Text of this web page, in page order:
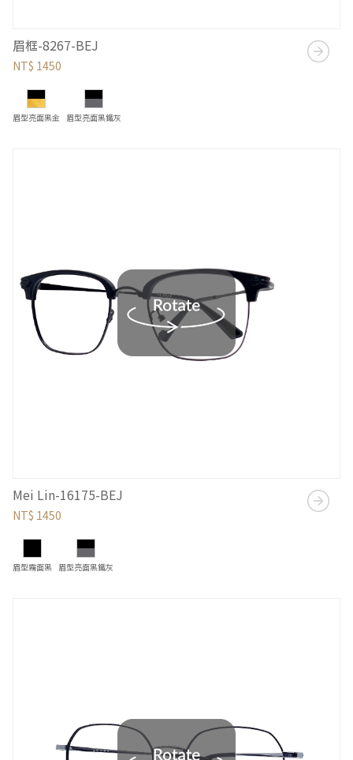
眉框-8267-BEJ
NT$ 1450
眉型亮面黑金 眉型亮面黑鐵灰
Mei Lin-16175-BEJ
NT$ 1450
眉型霧面黑 眉型亮面黑鐵灰